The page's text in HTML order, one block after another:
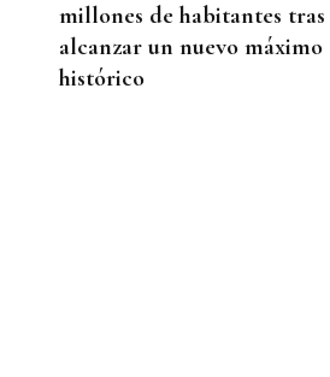
millones de habitantes tras
alcanzar un nuevo máximo
histórico